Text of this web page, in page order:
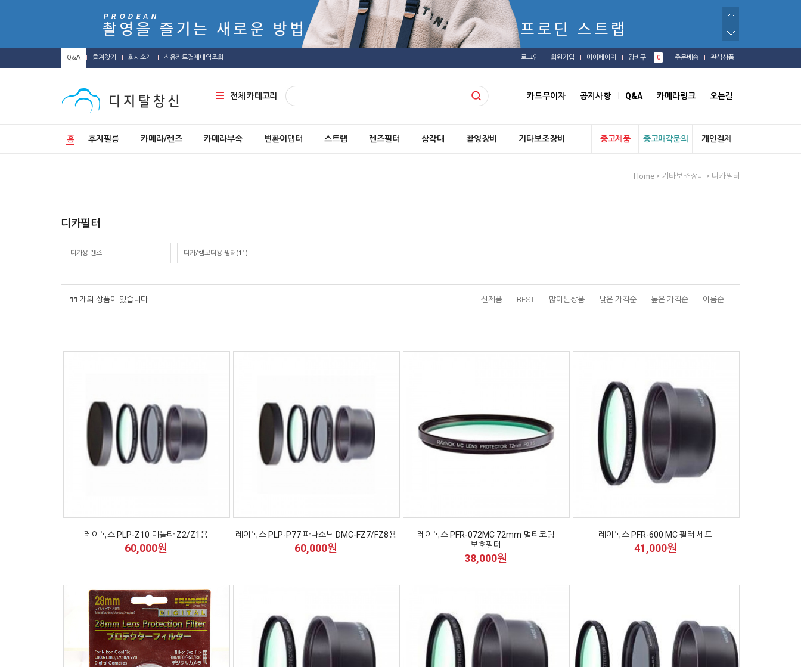
Q&A 즐겨찾기 회사소개 신용카드결제내역조회 로그인 회원가입 마이페이지 장바구니 0 주문배송 관심상품
전체 카테고리 카드무이자 공지사항 Q&A 카메라링크 오는길
홈 후지필름 카메라/렌즈 카메라부속 변환어댑터 스트랩 렌즈필터 삼각대 촬영장비 기타보조장비 중고제품 중고매각문의 개인결제
Home > 기타보조장비 > 디카필터
디카필터
디카용 렌즈 디카/캠코더용 필터 (11)
11 개의 상품이 있습니다. 신제품 BEST 많이본상품 낮은 가격순 높은 가격순 이름순
레이녹스 PLP-Z10 미놀타 Z2/Z1용
60,000원
레이녹스 PLP-P77 파나소닉 DMC-FZ7/FZ8용
60,000원
레이녹스 PFR-072MC 72mm 멀티코팅
보호필터
38,000원
레이녹스 PFR-600 MC 필터 세트
41,000원